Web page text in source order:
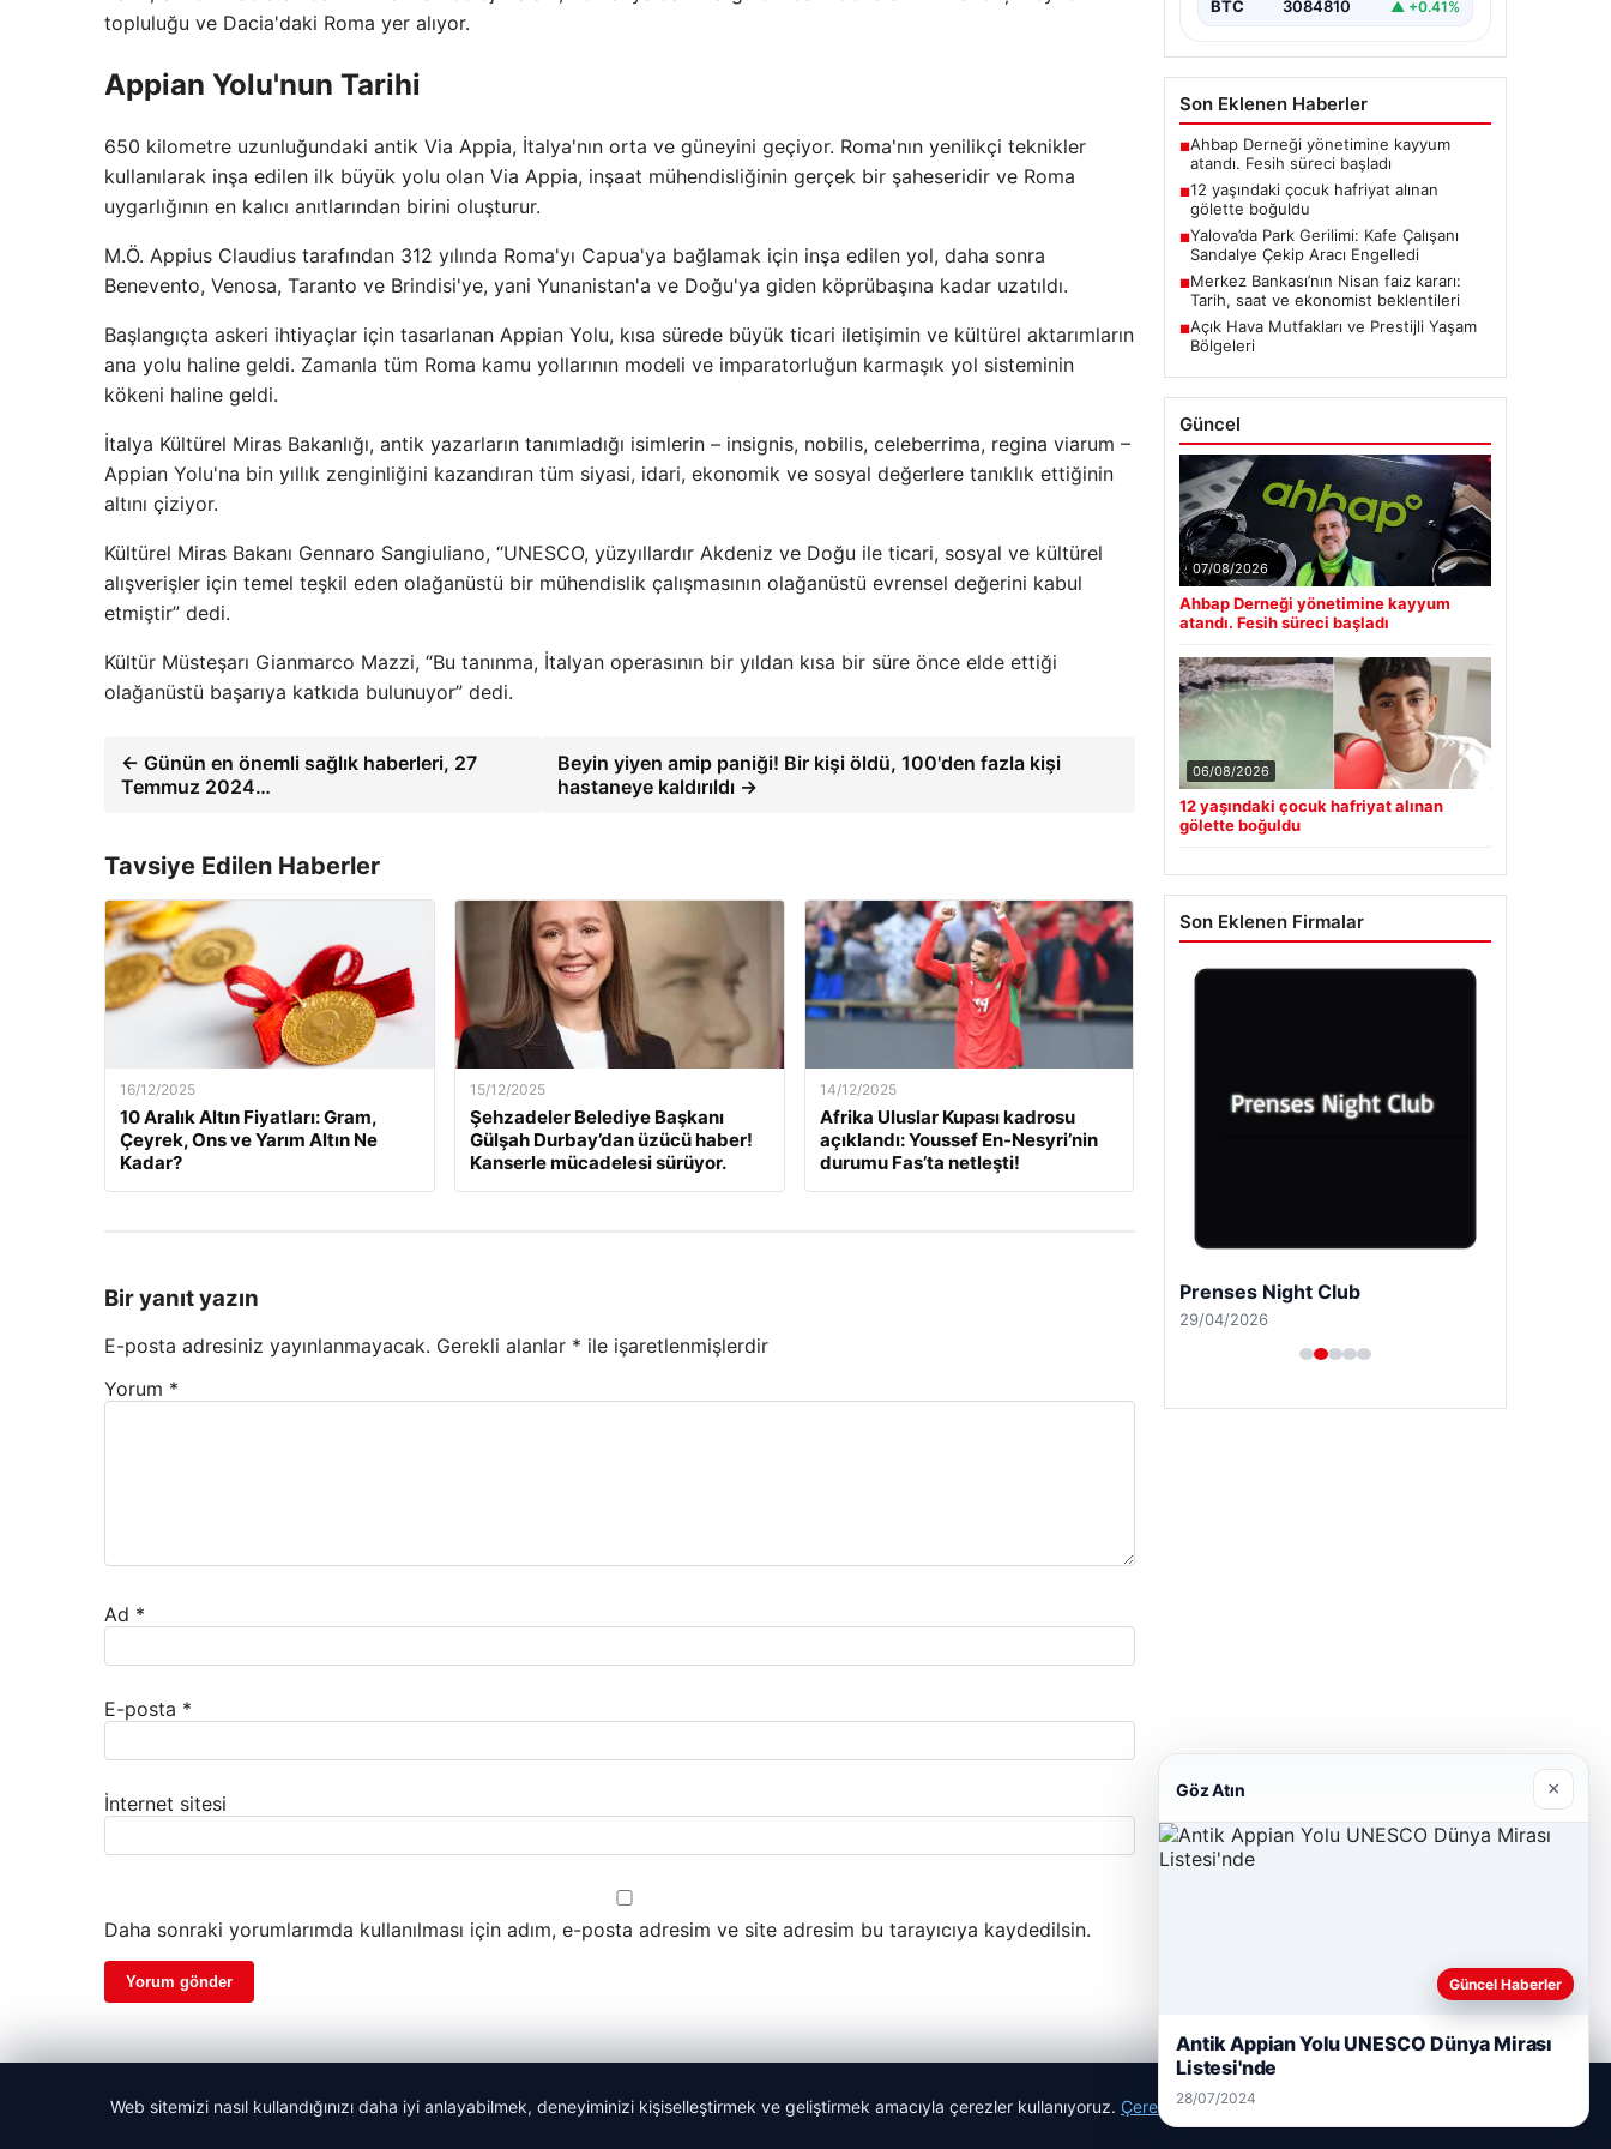
topluluğu ve Dacia'daki Roma yer alıyor.
Appian Yolu'nun Tarihi
650 kilometre uzunluğundaki antik Via Appia, İtalya'nın orta ve güneyini geçiyor. Roma'nın yenilikçi teknikler
kullanılarak inşa edilen ilk büyük yolu olan Via Appia, inşaat mühendisliğinin gerçek bir şaheseridir ve Roma
uygarlığının en kalıcı anıtlarından birini oluşturur.
M.Ö. Appius Claudius tarafından 312 yılında Roma'yı Capua'ya bağlamak için inşa edilen yol, daha sonra
Benevento, Venosa, Taranto ve Brindisi'ye, yani Yunanistan'a ve Doğu'ya giden köprübaşına kadar uzatıldı.
Başlangıçta askeri ihtiyaçlar için tasarlanan Appian Yolu, kısa sürede büyük ticari iletişimin ve kültürel aktarımların
ana yolu haline geldi. Zamanla tüm Roma kamu yollarının modeli ve imparatorluğun karmaşık yol sisteminin
kökeni haline geldi.
İtalya Kültürel Miras Bakanlığı, antik yazarların tanımladığı isimlerin – insignis, nobilis, celeberrima, regina viarum –
Appian Yolu'na bin yıllık zenginliğini kazandıran tüm siyasi, idari, ekonomik ve sosyal değerlere tanıklık ettiğinin
altını çiziyor.
Kültürel Miras Bakanı Gennaro Sangiuliano, “UNESCO, yüzyıllardır Akdeniz ve Doğu ile ticari, sosyal ve kültürel
alışverişler için temel teşkil eden olağanüstü bir mühendislik çalışmasının olağanüstü evrensel değerini kabul
etmiştir” dedi.
Kültür Müsteşarı Gianmarco Mazzi, “Bu tanınma, İtalyan operasının bir yıldan kısa bir süre önce elde ettiği
olağanüstü başarıya katkıda bulunuyor” dedi.
← Günün en önemli sağlık haberleri, 27
Temmuz 2024…
Beyin yiyen amip paniği! Bir kişi öldü, 100'den fazla kişi
hastaneye kaldırıldı →
Tavsiye Edilen Haberler
16/12/2025
10 Aralık Altın Fiyatları: Gram,
Çeyrek, Ons ve Yarım Altın Ne
Kadar?
15/12/2025
Şehzadeler Belediye Başkanı
Gülşah Durbay’dan üzücü haber!
Kanserle mücadelesi sürüyor.
14/12/2025
Afrika Uluslar Kupası kadrosu
açıklandı: Youssef En-Nesyri’nin
durumu Fas’ta netleşti!
Bir yanıt yazın
E-posta adresiniz yayınlanmayacak. Gerekli alanlar * ile işaretlenmişlerdir
Yorum *
Ad *
E-posta *
İnternet sitesi
Daha sonraki yorumlarımda kullanılması için adım, e-posta adresim ve site adresim bu tarayıcıya kaydedilsin.
BTC 3084810 ▲ +0.41%
Son Eklenen Haberler
■Ahbap Derneği yönetimine kayyum
atandı. Fesih süreci başladı
■12 yaşındaki çocuk hafriyat alınan
gölette boğuldu
■Yalova’da Park Gerilimi: Kafe Çalışanı
Sandalye Çekip Aracı Engelledi
■Merkez Bankası’nın Nisan faiz kararı:
Tarih, saat ve ekonomist beklentileri
■Açık Hava Mutfakları ve Prestijli Yaşam
Bölgeleri
Güncel
07/08/2026
Ahbap Derneği yönetimine kayyum
atandı. Fesih süreci başladı
06/08/2026
12 yaşındaki çocuk hafriyat alınan
gölette boğuldu
Son Eklenen Firmalar
Prenses Night Club
29/04/2026
© 2026 Haber Vatan – Güncel Haberler
Web sitemizi nasıl kullandığınızı daha iyi anlayabilmek, deneyiminizi kişiselleştirmek ve geliştirmek amacıyla çerezler kullanıyoruz. Çerez Politikamız
Göz Atın ×
Güncel Haberler
Antik Appian Yolu UNESCO Dünya Mirası
Listesi'nde
28/07/2024